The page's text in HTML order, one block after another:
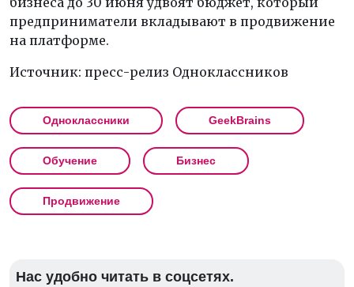
предприниматели вкладывают в продвижение
на платформе.
Источник: пресс-релиз Одноклассников
Одноклассники GeekBrains
Обучение Бизнес
Продвижение
Нас удобно читать в соцсетях.